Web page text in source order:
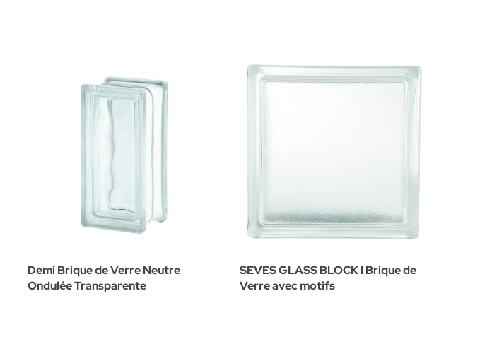
Demi Brique de Verre Neutre
Ondulée Transparente
SEVES GLASS BLOCK I Brique de
Verre avec motifs